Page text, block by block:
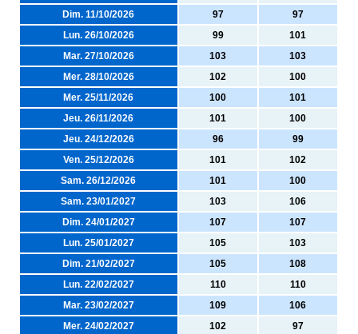
Dim. 11/10/2026
97
97
Lun. 26/10/2026
99
101
Mar. 27/10/2026
103
103
Mer. 28/10/2026
102
100
Mer. 25/11/2026
100
101
Jeu. 26/11/2026
101
100
Jeu. 24/12/2026
96
99
Ven. 25/12/2026
101
102
Sam. 26/12/2026
101
100
Sam. 23/01/2027
103
106
Dim. 24/01/2027
107
107
Lun. 25/01/2027
105
103
Dim. 21/02/2027
105
108
Lun. 22/02/2027
110
110
Mar. 23/02/2027
109
106
Mer. 24/02/2027
102
97